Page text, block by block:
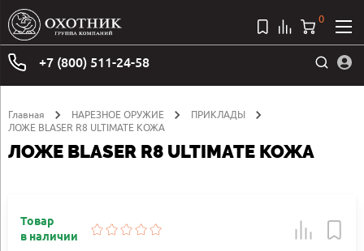
+7 (800) 511-24-58
0
Главная НАРЕЗНОЕ ОРУЖИЕ
ПРИКЛАДЫ
ЛОЖЕ BLASER R8 ULTIMATE КОЖА
ЛОЖЕ BLASER R8 ULTIMATE КОЖА
Товар
в наличии